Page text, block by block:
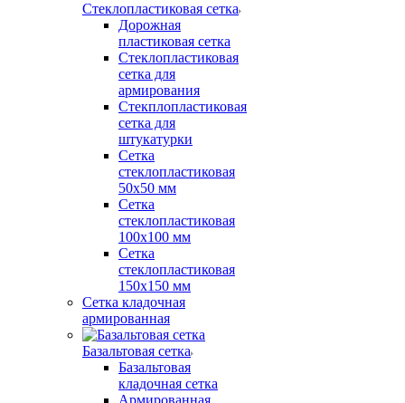
Стеклопластиковая сетка
Дорожная
пластиковая сетка
Стеклопластиковая
сетка для
армирования
Стекплопластиковая
сетка для
штукатурки
Сетка
стеклопластиковая
50x50 мм
Сетка
стеклопластиковая
100x100 мм
Сетка
стеклопластиковая
150x150 мм
Сетка кладочная
армированная
Базальтовая сетка
Базальтовая
кладочная сетка
Армированная